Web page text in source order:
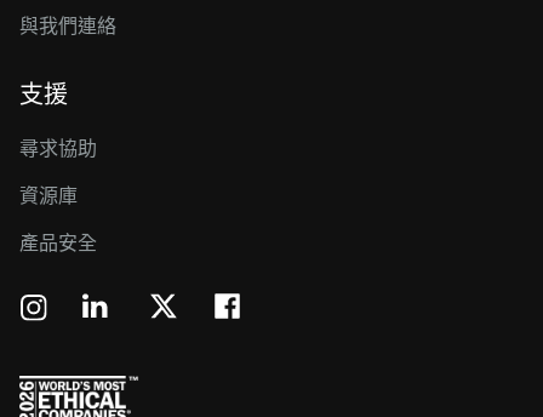
與我們連絡
支援
尋求協助
資源庫
產品安全